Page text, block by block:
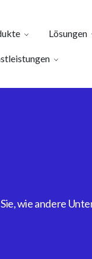
Lösungen
wie andere